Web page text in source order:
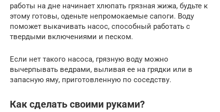
работы на дне начинает хлюпать грязная жижа, будьте к
этому готовы, оденьте непромокаемые сапоги. Воду
поможет выкачивать насос, способный работать с
твердыми включениями и песком.
Если нет такого насоса, грязную воду можно
вычерпывать ведрами, выливая ее на грядки или в
запасную яму, приготовленную по соседству.
Как сделать своими руками?